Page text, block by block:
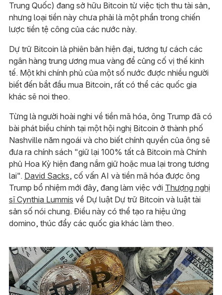
Trung Quốc) đang sở hữu Bitcoin từ việc tịch thu tài sản,
nhưng loại tiền này chưa phải là một phần trong chiến
lược tiền tệ công của các nước này.
Dự trữ Bitcoin là phiên bản hiện đại, tương tự cách các
ngân hàng trung ương mua vàng để củng cố vị thế kinh
tế. Một khi chính phủ của một số nước được nhiều người
biết đến bắt đầu mua Bitcoin, rất có thể các quốc gia
khác sẽ noi theo.
Từng là người hoài nghi về tiền mã hóa, ông Trump đã có
bài phát biểu chính tại một hội nghị Bitcoin ở thành phố
Nashville năm ngoái và cho biết chính quyền của ông sẽ
đưa ra chính sách "giữ lại 100% tất cả Bitcoin mà Chính
phủ Hoa Kỳ hiện đang nắm giữ hoặc mua lại trong tương
lai". David Sacks, cố vấn AI và tiền mã hóa được ông
Trump bổ nhiệm mới đây, đang làm việc với Thượng nghị
sĩ Cynthia Lummis về Dự luật Dự trữ Bitcoin và luật tài
sản số nói chung. Điều này có thể tạo ra hiệu ứng
domino, thúc đẩy các quốc gia khác làm theo.